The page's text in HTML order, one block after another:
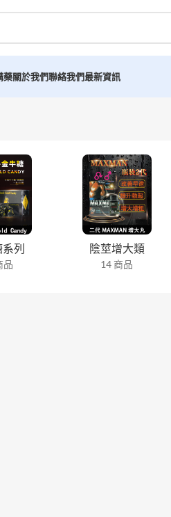
藥關於我們聯絡我們最新資訊
列
品
陰莖增大類
14 商品